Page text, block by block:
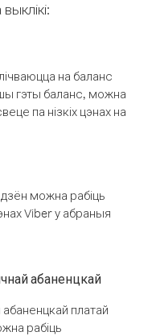
на баланс
гэты баланс, можна
па нізкіх цэнах на
можна рабіць
Viber у абраныя
абаненцкай
платай
рабіць